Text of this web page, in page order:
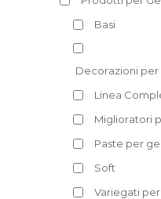
Basi
Decorazioni
Linea
Miglioratori
Paste per
Soft
Variegati